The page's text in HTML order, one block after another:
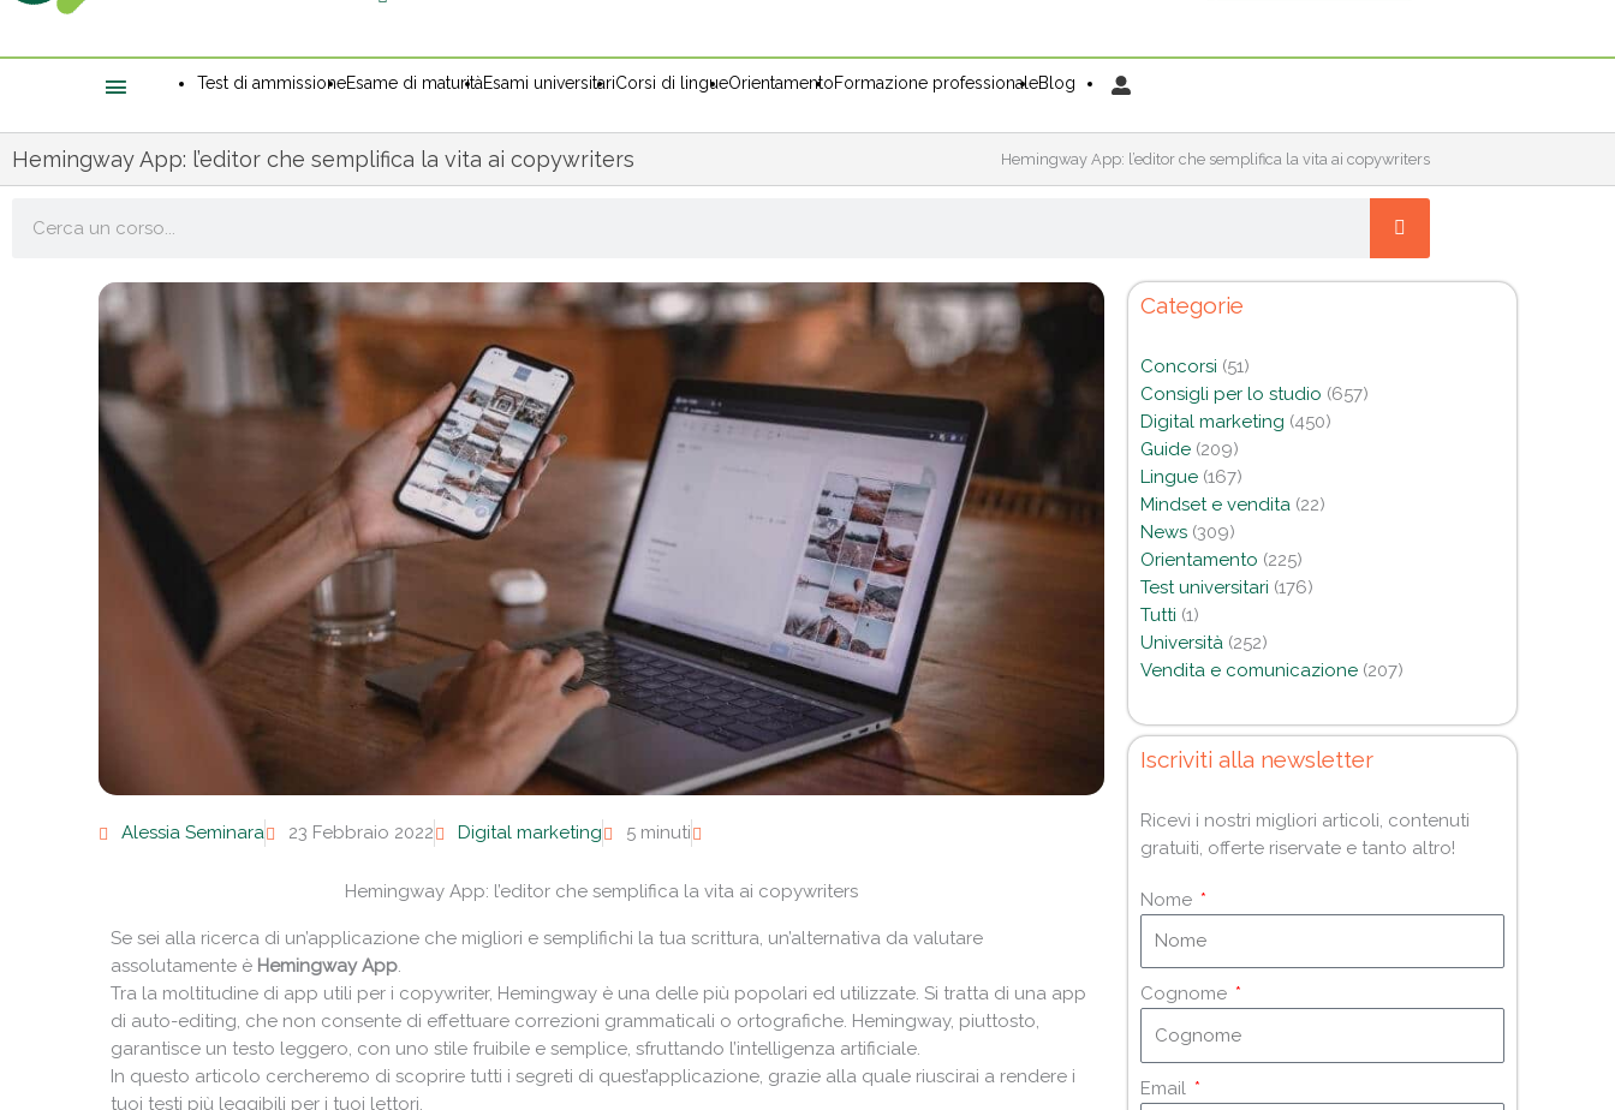
Test di ammissioneEsame di maturitàEsami universitariCorsi di lingueOrientamentoFormazione professionaleBlog
Hemingway App: l’editor che semplifica la vita ai copywriters Hemingway App: l’editor che semplifica la vita ai copywriters
Alessia Seminara 23 Febbraio 2022 Digital marketing 5 minuti
Hemingway App: l’editor che semplifica la vita ai copywriters
Se sei alla ricerca di un’applicazione che migliori e semplifichi la tua scrittura, un’alternativa da valutare
assolutamente è Hemingway App.
Tra la moltitudine di app utili per i copywriter, Hemingway è una delle più popolari ed utilizzate. Si tratta di una app
di auto-editing, che non consente di effettuare correzioni grammaticali o ortografiche. Hemingway, piuttosto,
garantisce un testo leggero, con uno stile fruibile e semplice, sfruttando l’intelligenza artificiale.
In questo articolo cercheremo di scoprire tutti i segreti di quest’applicazione, grazie alla quale riuscirai a rendere i
tuoi testi più leggibili per i tuoi lettori.
Categorie
Concorsi (51)
Consigli per lo studio (657)
Digital marketing (450)
Guide(209)
Lingue(167)
Mindset e vendita(22)
News(309)
Orientamento (225)
Test universitari (176)
Tutti (1)
Università(252)
Vendita e comunicazione(207)
Iscriviti alla newsletter
Ricevi i nostri migliori articoli, contenuti
gratuiti, offerte riservate e tanto altro!
Nome
Cognome
Email